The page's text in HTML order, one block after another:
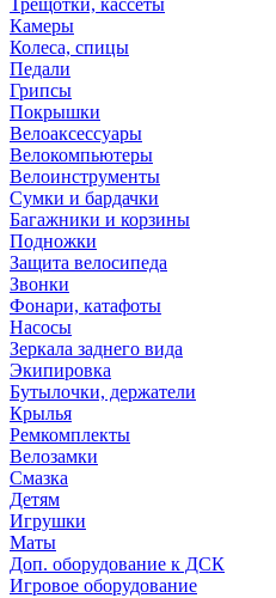
Трещотки, кассеты
Камеры
Колеса, спицы
Педали
Грипсы
Покрышки
Велоаксессуары
Велокомпьютеры
Велоинструменты
Сумки и бардачки
Багажники и корзины
Подножки
Защита велосипеда
Звонки
Фонари, катафоты
Насосы
Зеркала заднего вида
Экипировка
Бутылочки, держатели
Крылья
Ремкомплекты
Велозамки
Смазка
Детям
Игрушки
Маты
Доп. оборудование к ДСК
Игровое оборудование